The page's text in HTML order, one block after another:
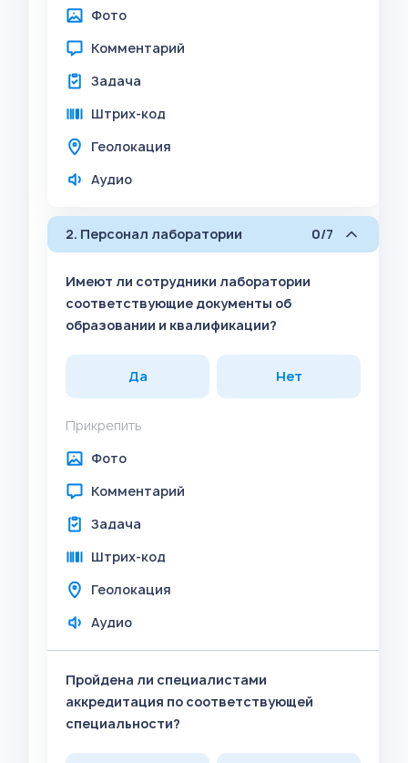
Фото
Комментарий
Задача
Штрих-код
Геолокация
Аудио
2. Персонал лаборатории 0/7
Имеют ли сотрудники лаборатории
соответствующие документы об
образовании и квалификации?
Да Нет
Прикрепить
Фото
Комментарий
Задача
Штрих-код
Геолокация
Аудио
Пройдена ли специалистами
аккредитация по соответствующей
специальности?